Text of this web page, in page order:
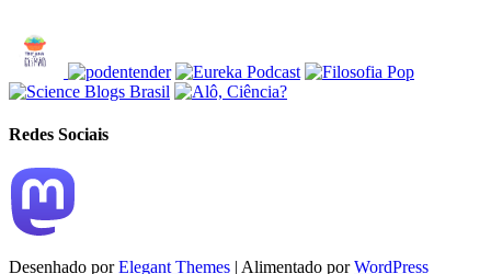
Redes Sociais
Desenhado porElegant Themes | Alimentado porWordPress